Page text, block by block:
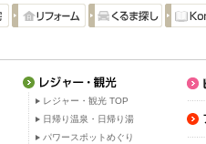
レジャー・観光 TOP
日帰り温泉・日帰り湯
パワースポットめぐり